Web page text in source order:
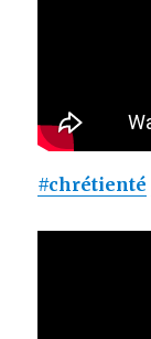
#chrétienté